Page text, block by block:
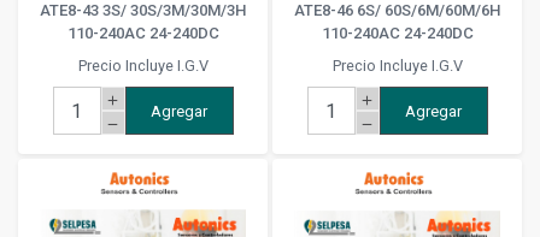
ATE8-43 3S/ 30S/3M/30M/3H
110-240AC 24-240DC
Precio Incluye I.G.V
add
remove
Agregar
ATE8-46 6S/ 60S/6M/60M/6H
110-240AC 24-240DC
Precio Incluye I.G.V
add
remove
Agregar